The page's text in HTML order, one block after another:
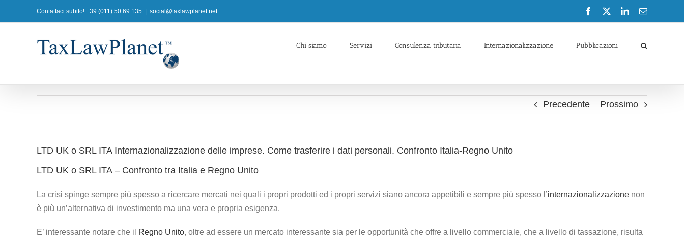
al
Contattaci subito! +39 (011) 50.69.135 social@taxlawplanet.net Facebook LinkedInEmail
Chi siamo Servizi Consulenza tributaria Internazionalizzazione Pubblicazioni
Precedente Prossimo
LTD UK o SRL ITA Internazionalizzazione delle imprese. Come trasferire i dati personali. Confronto Italia-Regno Unito
LTD UK o SRL ITA – Confronto tra Italia e Regno Unito
La crisi spinge sempre più spesso a ricercare mercati nei quali i propri prodotti ed i propri servizi siano ancora appetibili e sempre più spesso l’internazionalizzazione non
è più un’alternativa di investimento ma una vera e propria esigenza.
E’ interessante notare che il Regno Unito, oltre ad essere un mercato interessante sia per le opportunità che offre a livello commerciale, che a livello di tassazione, risulta